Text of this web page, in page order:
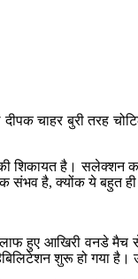
चाहर बुरी तरह
शिकायत है।
संभव है, क्योंक ये बहुत ही
आखिरी वनडे मैच से
शुरू हो गया